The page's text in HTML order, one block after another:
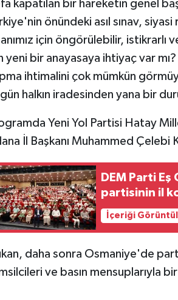
kapatılan bir hareketin genel
önündeki asıl sınav,
için öngörülebilir, istikrarlı
yeni bir anayasaya ihtiyaç var
ihtimalini çok mümkün
halkın iradesinden yana bir
Yeni Yol Partisi Hatay
İl Başkanı Muhammed Çelebi
DEM Parti
partisinin il
İçeriği
daha sonra Osmaniye'de
ve basın mensuplarıyla